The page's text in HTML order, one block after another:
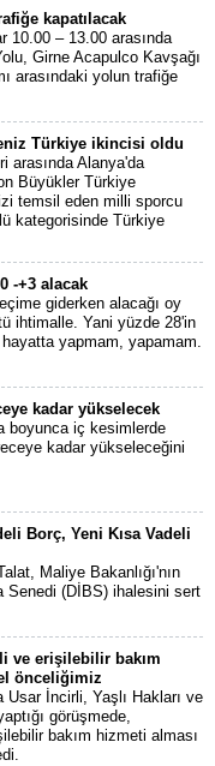
kapatılacak
10.00 – 13.00 arasında
Girne Acapulco Kavşağı
arasındaki yolun trafiğe
Türkiye ikincisi oldu
arasında Alanya'da
Büyükler Türkiye
temsil eden milli sporcu
kategorisinde Türkiye
-+3 alacak
giderken alacağı oy
ihtimalle. Yani yüzde 28'in
hayatta yapmam, yapamam.
kadar yükselecek
boyunca iç kesimlerde
kadar yükseleceğini
Borç, Yeni Kısa Vadeli
Maliye Bakanlığı'nın
Senedi (DİBS) ihalesini sert
ve erişilebilir bakım
önceliğimiz
Usar İncirli, Yaşlı Hakları ve
görüşmede,
bakım hizmeti alması